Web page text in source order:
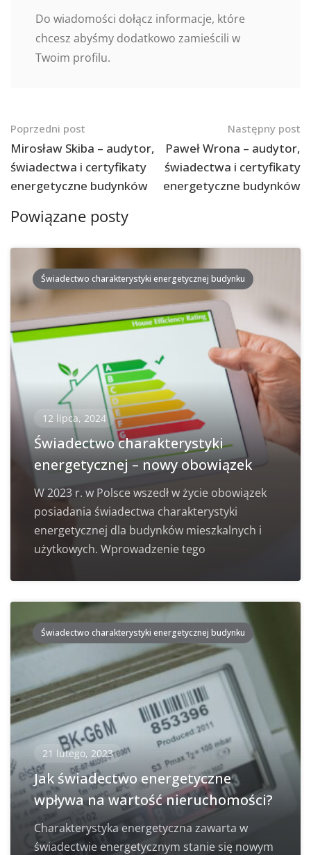
Do wiadomości dołącz informacje, które
chcesz abyśmy dodatkowo zamieścili w
Twoim profilu.
Nawigacja
po
postach
Poprzedni post
Mirosław Skiba – audytor,
świadectwa i certyfikaty
energetyczne budynków
Następny post
Paweł Wrona – audytor,
świadectwa i certyfikaty
energetyczne budynków
Powiązane posty
Świadectwo charakterystyki energetycznej budynku
12 lipca, 2024
Świadectwo charakterystyki
energetycznej – nowy obowiązek
W 2023 r. w Polsce wszedł w życie obowiązek
posiadania świadectwa charakterystyki
energetycznej dla budynków mieszkalnych i
użytkowych. Wprowadzenie tego
Świadectwo charakterystyki energetycznej budynku
21 lutego, 2023
Jak świadectwo energetyczne
wpływa na wartość nieruchomości?
Charakterystyka energetyczna zawarta w
świadectwie energetycznym stanie się nowym